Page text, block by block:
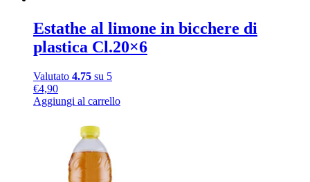
Estathe al limone in bicchere di
plastica Cl.20×6
Valutato 4.75 su 5
€4,90
Aggiungi al carrello